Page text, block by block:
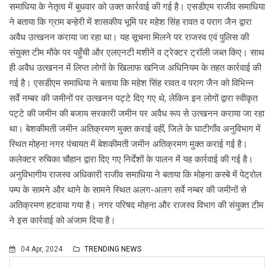
समाधिया के नेतृत्व में बुधवार को उक्त कार्रवाई की गई है। एसडीएम राजीव समाधिया
ने बताया कि ग्राम बन्हेरी में शासकीय भूमि पर महेश सिंह रावत व पराग जैन द्वारा
अवैध उत्खनन कराया जा रहा था। यह सूचना मिलने पर राजस्व एवं पुलिस की
संयुक्त टीम मौके पर पहुँची और एलएनटी मशीनें व ट्रेक्टर ट्रॉली जब्त किए। साथ
ही अवैध उत्खनन में लिप्त लोगों के खिलाफ खनिज अधिनियम के तहत कार्रवाई की
गई है। एसडीएम समाधिया ने बताया कि महेश सिंह रावत व पराग जैन को विभिन्न
सर्वे नम्बर की जमीनों पर उत्खनन पट्टे दिए गए थे, लेकिन इन लोगों द्वारा स्वीकृत
पट्टे की जमीन की बजाय सरकारी जमीन पर अवैध रूप से उत्खनन कराया जा रहा
था। बेशकीमती जमीन अतिक्रमण मुक्त कराई वहीं, जिले के घाटीगाँव अनुविभाग में
स्थित मोहना नगर पंचायत में बेशकीमती जमीन अतिक्रमण मुक्त कराई गई है।
कलेक्टर रुचिका चौहान द्वारा दिए गए निर्देशों के पालन में यह कार्रवाई की गई है।
अनुविभागीय राजस्व अधिकारी राजीव समाधिया ने बताया कि मोहना कस्बे में पेट्रोल
पम्प के सामने और थाने के सामने स्थित अलग-अलग सर्वे नम्बर की जमीनों से
अतिक्रमण हटवाया गया है। नगर परिषद मोहना और राजस्व विभाग की संयुक्त टीम
ने इस कार्रवाई को अंजाम दिया है।
04 Apr, 2024 TRENDING NEWS